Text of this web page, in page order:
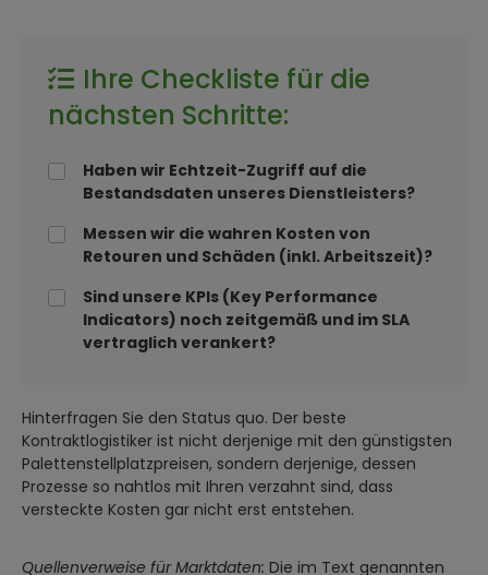
Ihre Checkliste für die
nächsten Schritte:
Haben wir Echtzeit-Zugriff auf die
Bestandsdaten unseres Dienstleisters?
Messen wir die wahren Kosten von
Retouren und Schäden (inkl. Arbeitszeit)?
Sind unsere KPIs (Key Performance
Indicators) noch zeitgemäß und im SLA
vertraglich verankert?
Hinterfragen Sie den Status quo. Der beste
Kontraktlogistiker ist nicht derjenige mit den günstigsten
Palettenstellplatzpreisen, sondern derjenige, dessen
Prozesse so nahtlos mit Ihren verzahnt sind, dass
versteckte Kosten gar nicht erst entstehen.
Quellenverweise für Marktdaten: Die im Text genannten